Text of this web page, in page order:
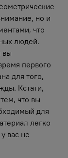
но и
что
людей.
вы
первого
для того,
Кстати,
что вы
для
легко
вас не